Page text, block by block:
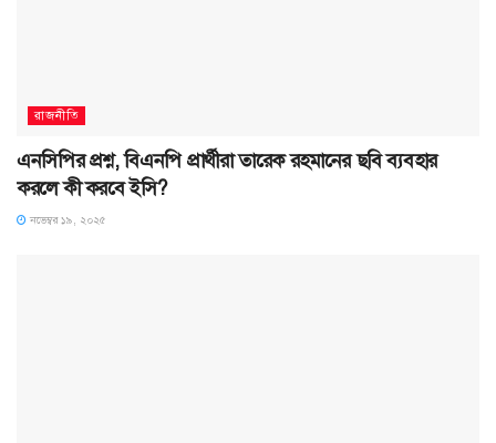
রাজনীতি
এনসিপির প্রশ্ন, বিএনপি প্রার্থীরা তারেক রহমানের ছবি ব্যবহার
করলে কী করবে ইসি?
নভেম্বর ১৯, ২০২৫